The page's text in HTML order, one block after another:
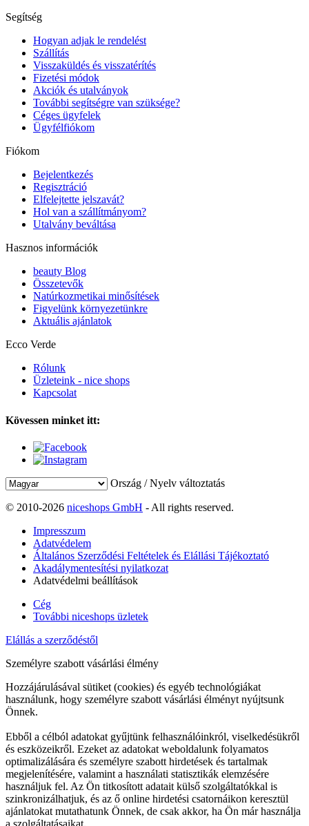
Segítség
Hogyan adjak le rendelést
Szállítás
Visszaküldés és visszatérítés
Fizetési módok
Akciók és utalványok
További segítségre van szüksége?
Céges ügyfelek
Ügyfélfiókom
Fiókom
Bejelentkezés
Regisztráció
Elfelejtette jelszavát?
Hol van a szállítmányom?
Utalvány beváltása
Hasznos információk
beauty Blog
Összetevők
Natúrkozmetikai minősítések
Figyelünk környezetünkre
Aktuális ajánlatok
Ecco Verde
Rólunk
Üzleteink - nice shops
Kapcsolat
Kövessen minket itt:
Ország / Nyelv változtatás
© 2010-2026 niceshops GmbH - All rights reserved.
Impresszum
Adatvédelem
Általános Szerződési Feltételek és Elállási Tájékoztató
Akadálymentesítési nyilatkozat
Adatvédelmi beállítások
Cég
További niceshops üzletek
Elállás a szerződéstől
Személyre szabott vásárlási élmény
Hozzájárulásával sütiket (cookies) és egyéb technológiákat
használunk, hogy személyre szabott vásárlási élményt nyújtsunk
Önnek.
Ebből a célból adatokat gyűjtünk felhasználóinkról, viselkedésükről
és eszközeikről. Ezeket az adatokat weboldalunk folyamatos
optimalizálására és személyre szabott hirdetések és tartalmak
megjelenítésére, valamint a használati statisztikák elemzésére
használjuk fel. Az Ön titkosított adatait külső szolgáltatókkal is
szinkronizálhatjuk, és az ő online hirdetési csatornáikon keresztül
ajánlatokat mutathatunk Önnek, de csak akkor, ha Ön már használja
a szolgáltatásaikat.